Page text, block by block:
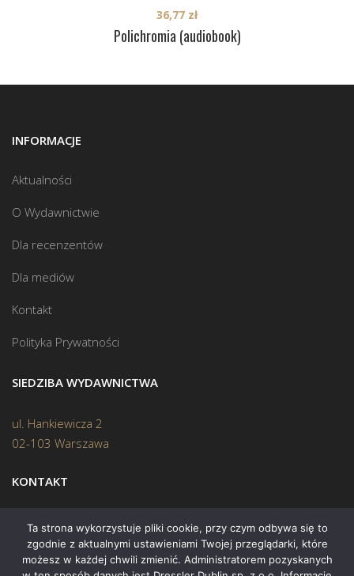
Polichromia (audiobook)
36,77 zł
INFORMACJE
Aktualności
O Wydawnictwie
Dla recenzentów
Dla mediów
Kontakt
Polityka Prywatności
SIEDZIBA WYDAWNICTWA
ul. Hankiewicza 2
02-103 Warszawa
KONTAKT
Biuro: (22) 45 70 402
Mail:biuro@swiatksiazki.pl
Ta strona wykorzystuje pliki cookie, przy czym odbywa się to
zgodnie z aktualnymi ustawieniami Twojej przeglądarki, które
możesz w każdej chwili zmienić. Administratorem pozyskanych